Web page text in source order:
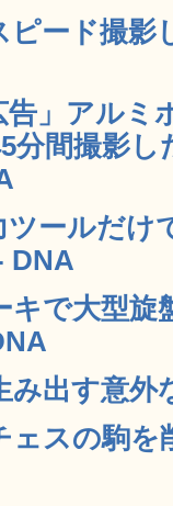
ード撮影
告」アルミ
分間撮影
ツールだ
DNA
キで大型
み出す意外
ェスの駒